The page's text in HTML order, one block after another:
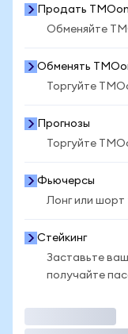
Продать TMOon
Обменяйте
Обменять
Торгуйте
Прогнозы
Торгуйте
Фьючерсы
Лонг или шорт
Стейкинг
Заставьте
получайте